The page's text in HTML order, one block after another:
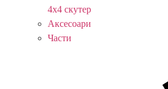
4х4 скутер
Аксесоари
Части